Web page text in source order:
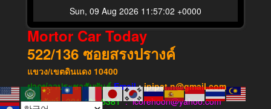
Sun, 09 Aug 2026 11:57:02 +0000
Mortor Car Today
522/136 ซอยสรงปรางค์
แขวง​/เขต​ดินแดง​ 10400
ฝากข่าวประชาสัมพันธ์ Email:ipipat.n@gmail.com
โทรศัพท์ : 081-431-6381: icorehoon@yahoo.com